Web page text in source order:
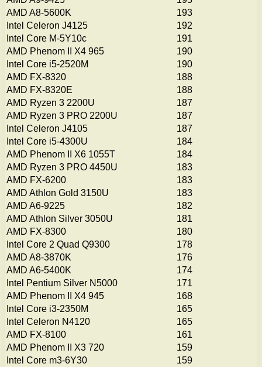
AMD A8-5600K
193
Intel Celeron J4125
192
Intel Core M-5Y10c
191
AMD Phenom II X4 965
190
Intel Core i5-2520M
190
AMD FX-8320
188
AMD FX-8320E
188
AMD Ryzen 3 2200U
187
AMD Ryzen 3 PRO 2200U
187
Intel Celeron J4105
187
Intel Core i5-4300U
184
AMD Phenom II X6 1055T
184
AMD Ryzen 3 PRO 4450U
183
AMD FX-6200
183
AMD Athlon Gold 3150U
183
AMD A6-9225
182
AMD Athlon Silver 3050U
181
AMD FX-8300
180
Intel Core 2 Quad Q9300
178
AMD A8-3870K
176
AMD A6-5400K
174
Intel Pentium Silver N5000
171
AMD Phenom II X4 945
168
Intel Core i3-2350M
165
Intel Celeron N4120
165
AMD FX-8100
161
AMD Phenom II X3 720
159
Intel Core m3-6Y30
159